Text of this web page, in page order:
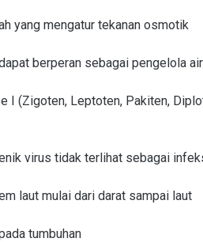
yang mengatur tekanan osmotik
berperan sebagai pengelola
I (Zigoten, Leptoten, Pakiten,
virus tidak terlihat sebagai
laut mulai dari darat sampai laut
tumbuhan